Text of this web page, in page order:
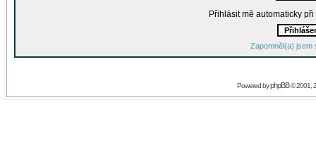
Přihlásit mě automaticky
Zapomněl(a) jsem
Powered byphpBB© 2001,